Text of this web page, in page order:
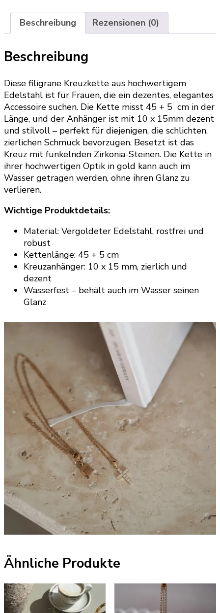
Beschreibung Rezensionen (0)
Beschreibung
Diese filigrane Kreuzkette aus hochwertigem
Edelstahl ist für Frauen, die ein dezentes, elegantes
Accessoire suchen. Die Kette misst 45 + 5 cm in der
Länge, und der Anhänger ist mit 10 x 15mm dezent
und stilvoll – perfekt für diejenigen, die schlichten,
zierlichen Schmuck bevorzugen. Besetzt ist das
Kreuz mit funkelnden Zirkonia-Steinen. Die Kette in
ihrer hochwertigen Optik in gold kann auch im
Wasser getragen werden, ohne ihren Glanz zu
verlieren.
Wichtige Produktdetails:
Material: Vergoldeter Edelstahl, rostfrei und
robust
Kettenlänge: 45 + 5 cm
Kreuzanhänger: 10 x 15 mm, zierlich und
dezent
Wasserfest – behält auch im Wasser seinen
Glanz
Ähnliche Produkte